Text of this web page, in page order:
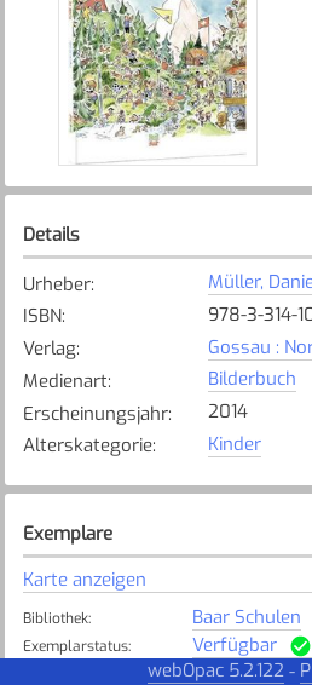
Details
Urheber:
Müller,
ISBN:
978-3-314-
Verlag:
Gossau :
Medienart:
Bilderbuch
Erscheinungsjahr:
2014
Alterskategorie: Kinder
Exemplare
Karte anzeigen
Bibliothek: Baar Schulen
Exemplarstatus: Verfügbar
webOpac 5.2.122 -